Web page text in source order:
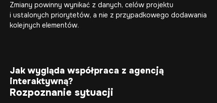
Zmiany powinny wynikać z danych, celów projektu
i ustalonych priorytetów, a nie z przypadkowego dodawania
kolejnych elementów.
Jak wygląda współpraca z agencją
interaktywną?
Rozpoznanie sytuacji